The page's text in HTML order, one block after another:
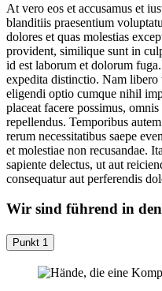
At vero eos et accusamus et
blanditiis praesentium
dolores et quas molestias
provident, similique sunt in
id est laborum et dolorum
expedita distinctio. Nam libero
eligendi optio cumque nihil
placeat facere possimus,
repellendus. Temporibus
rerum necessitatibus saepe
et molestiae non recusandae.
sapiente delectus, ut aut
consequatur aut perferendis
Wir sind führend in
Punkt 1